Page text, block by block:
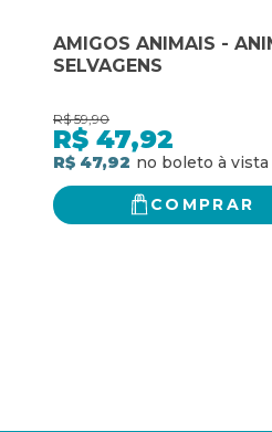
AMIGOS ANIMAIS -
SELVAGENS
R$ 59,90
R$ 47,92
R$ 47,92
COMPRAR